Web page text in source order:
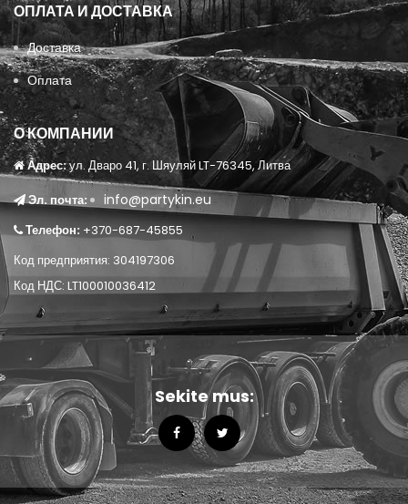
ОПЛАТА И ДОСТАВКА
Доставка
Оплата
О КОМПАНИИ
Адрес:ул. Дваро 41, г. Шяуляй LT-76345, Литва
Эл. почта:
info@partykin.eu
Телефон: +370-687-45855
Код предприятия: 304197306
Код НДС: LT100010036412
Sekite mus: